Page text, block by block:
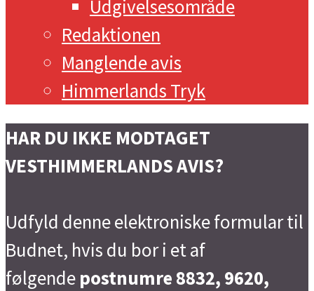
Udgivelsesområde
Redaktionen
Manglende avis
Himmerlands Tryk
HAR DU IKKE MODTAGET
VESTHIMMERLANDS AVIS?
Udfyld denne elektroniske formular til
Budnet, hvis du bor i et af
følgende postnumre 8832, 9620,